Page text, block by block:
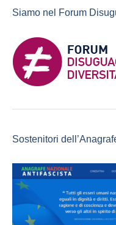
Siamo nel Forum
Sostenitori